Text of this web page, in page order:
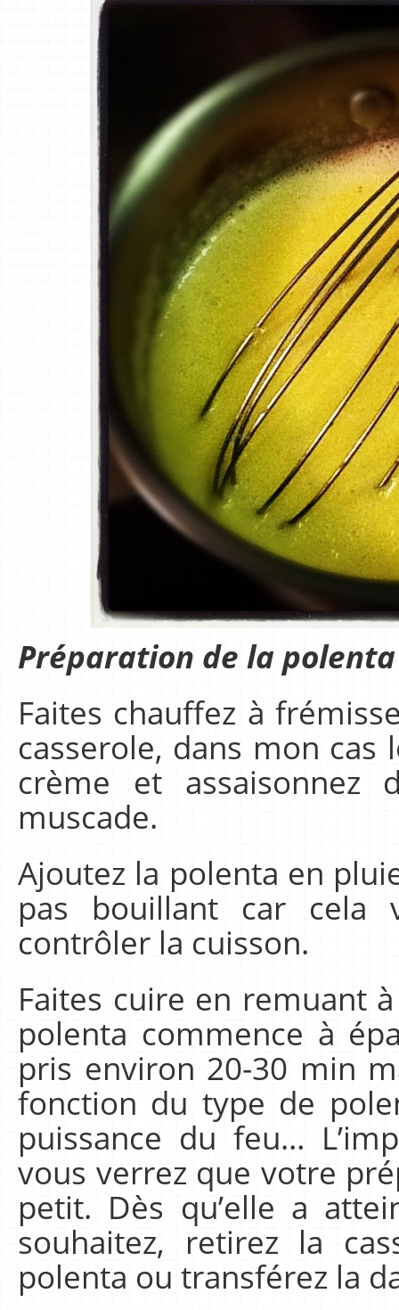
Préparation de la
Faites chauffez à
casserole, dans mon
crème et
muscade.
Ajoutez la polenta en
pas bouillant car cela
contrôler la cuisson.
Faites cuire en remuant
polenta commence à
pris environ 20-30 min
fonction du type de
puissance du feu…
vous verrez que votre
petit. Dès qu’elle a
souhaitez, retirez la
polenta ou transférez la